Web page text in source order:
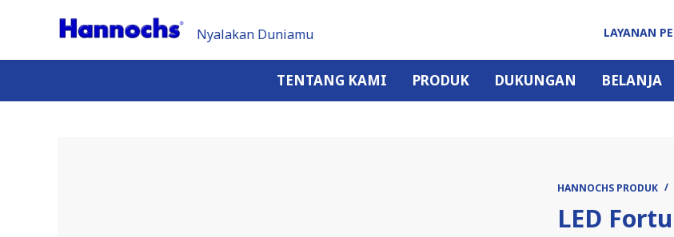
Nyalakan Duniamu LAYANAN
TENTANG KAMI PRODUK DUKUNGAN BELANJA
HANNOCHS PRODUK
LED